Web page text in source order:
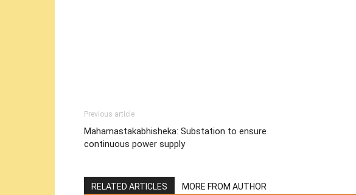
Previous article
Mahamastakabhisheka: Substation to ensure
continuous power supply
RELATED ARTICLES MORE FROM AUTHOR